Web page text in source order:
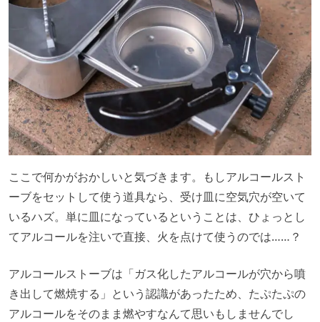
ここで何かがおかしいと気づきます。もしアルコールスト
ーブをセットして使う道具なら、受け皿に空気穴が空いて
いるハズ。単に皿になっているということは、ひょっとし
てアルコールを注いで直接、火を点けて使うのでは……？
アルコールストーブは「ガス化したアルコールが穴から噴
き出して燃焼する」という認識があったため、たぷたぷの
アルコールをそのまま燃やすなんて思いもしませんでし